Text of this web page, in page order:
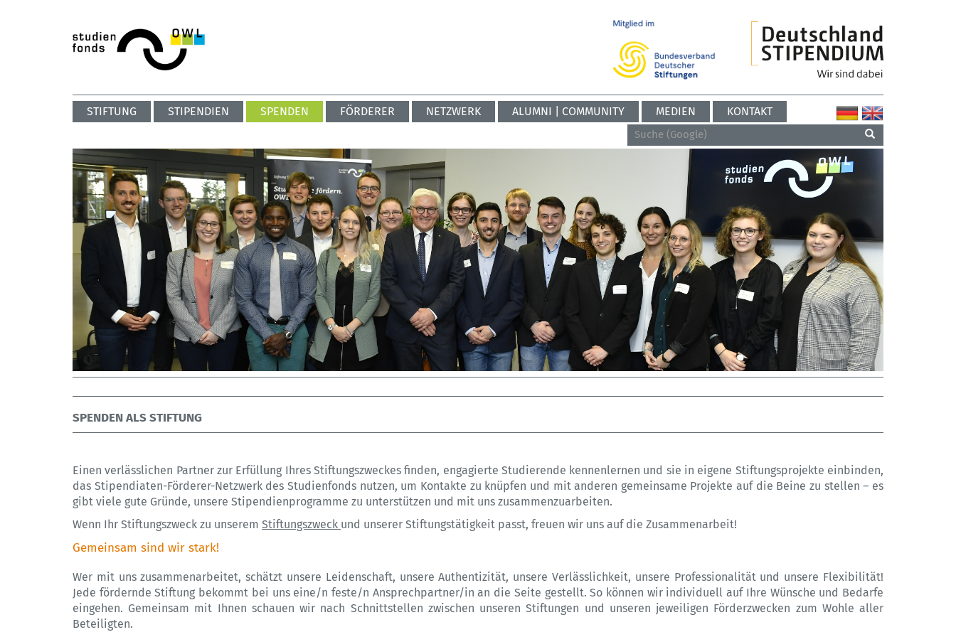
STIFTUNG STIPENDIEN SPENDEN FÖRDERER NETZWERK ALUMNI | COMMUNITY MEDIEN KONTAKT
SPENDEN ALS STIFTUNG
Einen verlässlichen Partner zur Erfüllung Ihres Stiftungszweckes finden, engagierte Studierende kennenlernen und sie in eigene Stiftungsprojekte einbinden,
das Stipendiaten-Förderer-Netzwerk des Studienfonds nutzen, um Kontakte zu knüpfen und mit anderen gemeinsame Projekte auf die Beine zu stellen – es
gibt viele gute Gründe, unsere Stipendienprogramme zu unterstützen und mit uns zusammenzuarbeiten.
Wenn Ihr Stiftungszweck zu unserem Stiftungszweck und unserer Stiftungstätigkeit passt, freuen wir uns auf die Zusammenarbeit!
Gemeinsam sind wir stark!
Wer mit uns zusammenarbeitet, schätzt unsere Leidenschaft, unsere Authentizität, unsere Verlässlichkeit, unsere Professionalität und unsere Flexibilität!
Jede fördernde Stiftung bekommt bei uns eine/n feste/n Ansprechpartner/in an die Seite gestellt. So können wir individuell auf Ihre Wünsche und Bedarfe
eingehen. Gemeinsam mit Ihnen schauen wir nach Schnittstellen zwischen unseren Stiftungen und unseren jeweiligen Förderzwecken zum Wohle aller
Beteiligten.